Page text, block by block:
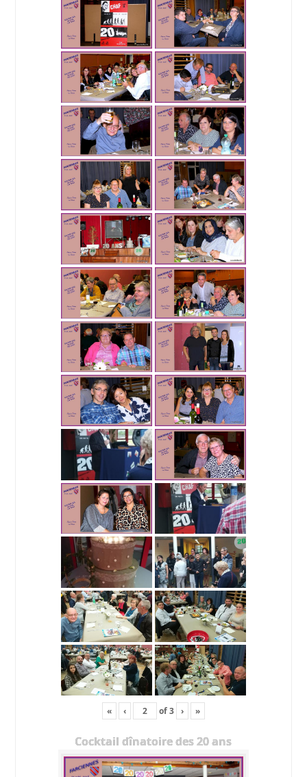
« ‹ of3 › »
Cocktail dînatoire des 20 ans